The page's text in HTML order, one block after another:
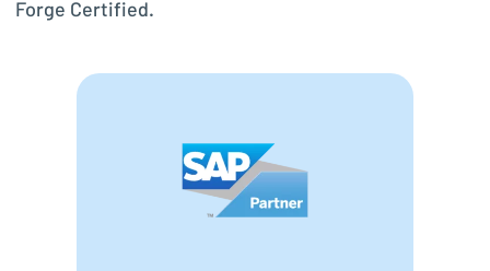
Forge Certified.